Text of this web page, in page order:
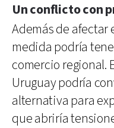
Un conflicto con
Además de afectar
medida podría
comercio regional.
Uruguay podría
alternativa para
que abriría